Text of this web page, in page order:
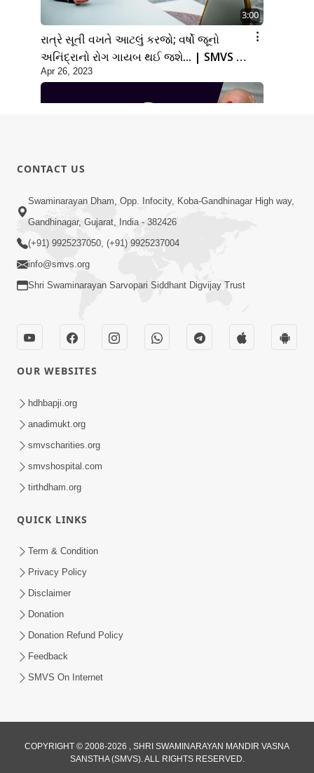
3:00
રાત્રે સૂતી વખતે આટલું કરજો; વર્ષો જૂનો
અનિંદ્રાનો રોગ ગાયબ થઈ જશે... | SMVS |
Swaminarayan | 2023
Apr 26, 2023
2:00
રાજાધિરાજ ના દીકરા જ છીએ; પરંતુ આપણે
સ્વરૂપસ્થ રહેવું છકી ના જવું | SMVS
Spiritual Journey
રમેશભાઈ સુહાગીયા ગુરુજીની મરજીમાં રહ્યા |
SMVS Spiritual Journey
યોગીવર્ય ગોપાળાનંદસ્વામીએ સ્વામિનારાયણ
Swaminarayan | 2023
Apr 28, 2023
CONTACT US
Swaminarayan Dham, Opp. Infocity, Koba-Gandhinagar High way,
Gandhinagar, Gujarat, India - 382426
(+91) 9925237050, (+91) 9925237004
info@smvs.org
Shri Swaminarayan Sarvopari Siddhant Digvijay Trust
OUR WEBSITES
hdhbapji.org
anadimukt.org
smvscharities.org
smvshospital.com
tirthdham.org
QUICK LINKS
Term & Condition
Privacy Policy
Disclaimer
Donation
Donation Refund Policy
Feedback
SMVS On Internet
COPYRIGHT © 2008-2026 , SHRI SWAMINARAYAN MANDIR VASNA
SANSTHA (SMVS). ALL RIGHTS RESERVED.